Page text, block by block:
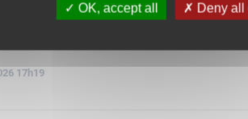
17h19
OK, accept all Deny